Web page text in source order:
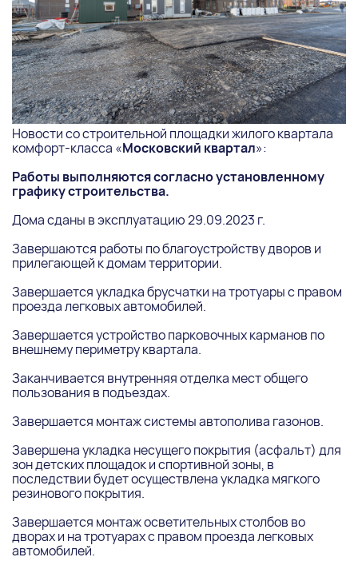
Новости со строительной площадки жилого квартала
комфорт-класса «Московский квартал»:
Работы выполняются согласно установленному
графику строительства.
Дома сданы в эксплуатацию 29.09.2023 г.
Завершаются работы по благоустройству дворов и
прилегающей к домам территории.
Завершается укладка брусчатки на тротуары с правом
проезда легковых автомобилей.
Завершается устройство парковочных карманов по
внешнему периметру квартала.
Заканчивается внутренняя отделка мест общего
пользования в подъездах.
Завершается монтаж системы автополива газонов.
Завершена укладка несущего покрытия (асфальт) для
зон детских площадок и спортивной зоны, в
последствии будет осуществлена укладка мягкого
резинового покрытия.
Завершается монтаж осветительных столбов во
дворах и на тротуарах с правом проезда легковых
автомобилей.